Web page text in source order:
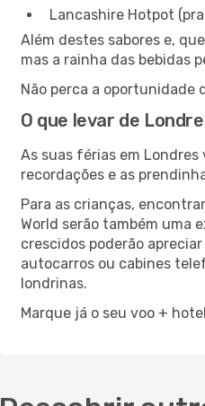
Lancashire Hotpot
Além destes sabores e,
mas a rainha das bebidas
Não perca a oportunidade
O que levar de
As suas férias em
recordações e as
Para as crianças,
World serão também uma
crescidos poderão
autocarros ou cabines
londrinas.
Marque já o seu voo +